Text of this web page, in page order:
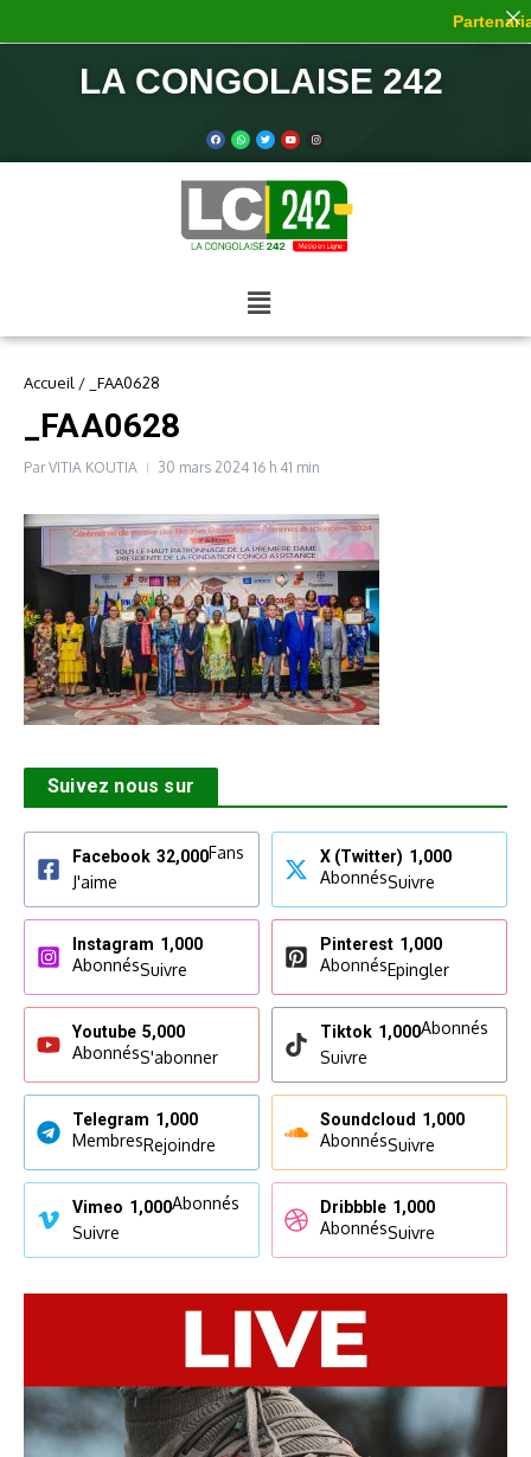
LA CONGOLAISE 242
Accueil / _FAA0628
_FAA0628
ParVITIA KOUTIA 30 mars 2024 16 h 41 min
Suivez nous sur
Facebook 32,000Fans
J'aime
X (Twitter) 1,000
AbonnésSuivre
Instagram 1,000
AbonnésSuivre
Pinterest 1,000
AbonnésEpingler
Youtube 5,000
AbonnésS'abonner
Tiktok 1,000Abonnés
Suivre
Telegram 1,000
MembresRejoindre
Soundcloud 1,000
AbonnésSuivre
Vimeo 1,000Abonnés
Suivre
Dribbble 1,000
AbonnésSuivre